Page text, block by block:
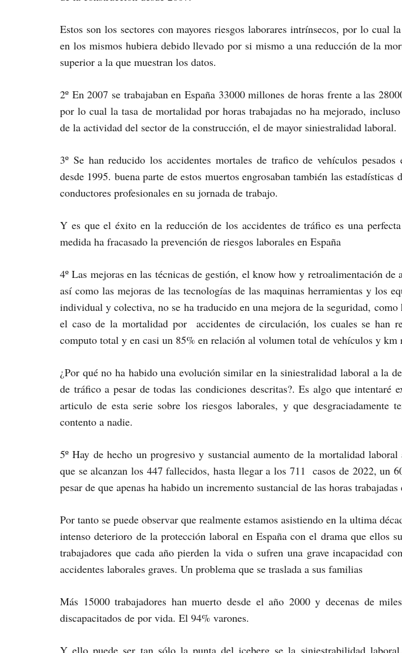
Estos son los sectores con mayores riesgos laborares intrínsecos, por lo cual
en los mismos hubiera debido llevado por si mismo a una reducción de la
superior a la que muestran los datos.
2º En 2007 se trabajaban en España 33000 millones de horas frente a las
por lo cual la tasa de mortalidad por horas trabajadas no ha mejorado,
de la actividad del sector de la construcción, el de mayor siniestralidad laboral.
3º Se han reducido los accidentes mortales de trafico de vehículos
desde 1995. buena parte de estos muertos engrosaban también las estadísticas
conductores profesionales en su jornada de trabajo.
Y es que el éxito en la reducción de los accidentes de tráfico es una
medida ha fracasado la prevención de riesgos laborales en España
4º Las mejoras en las técnicas de gestión, el know how y retroalimentación de
así como las mejoras de las tecnologías de las maquinas herramientas y los
individual y colectiva, no se ha traducido en una mejora de la seguridad,
el caso de la mortalidad por accidentes de circulación, los cuales se han
computo total y en casi un 85% en relación al volumen total de vehículos y km
¿Por qué no ha habido una evolución similar en la siniestralidad laboral a la
de tráfico a pesar de todas las condiciones descritas?. Es algo que intentaré
articulo de esta serie sobre los riesgos laborales, y que
contento a nadie.
5º Hay de hecho un progresivo y sustancial aumento de la mortalidad
que se alcanzan los 447 fallecidos, hasta llegar a los 711 casos de 2022, un
pesar de que apenas ha habido un incremento sustancial de las horas
Por tanto se puede observar que realmente estamos asistiendo en la ultima
intenso deterioro de la protección laboral en España con el drama que ellos
trabajadores que cada año pierden la vida o sufren una grave incapacidad
accidentes laborales graves. Un problema que se traslada a sus familias
Más 15000 trabajadores han muerto desde el año 2000 y decenas de
discapacitados de por vida. El 94% varones.
Y ello puede ser tan sólo la punta del iceberg se la siniestrabilidad